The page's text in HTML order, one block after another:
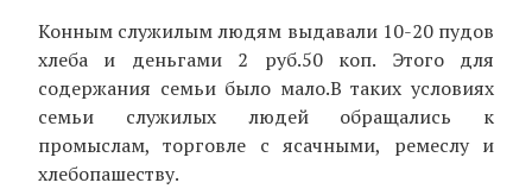
Конным служилым людям выдавали 10-20 пудов
хлеба и деньгами 2 руб.50 коп. Этого для
содержания семьи было мало.В таких условиях
семьи служилых людей обращались к
промыслам, торговле с ясачными, ремеслу и
хлебопашеству.